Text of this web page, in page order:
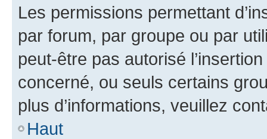
Les permissions permettant
par forum, par groupe ou par
peut-être pas autorisé
concerné, ou seuls certains
plus d’informations, veuillez
Haut